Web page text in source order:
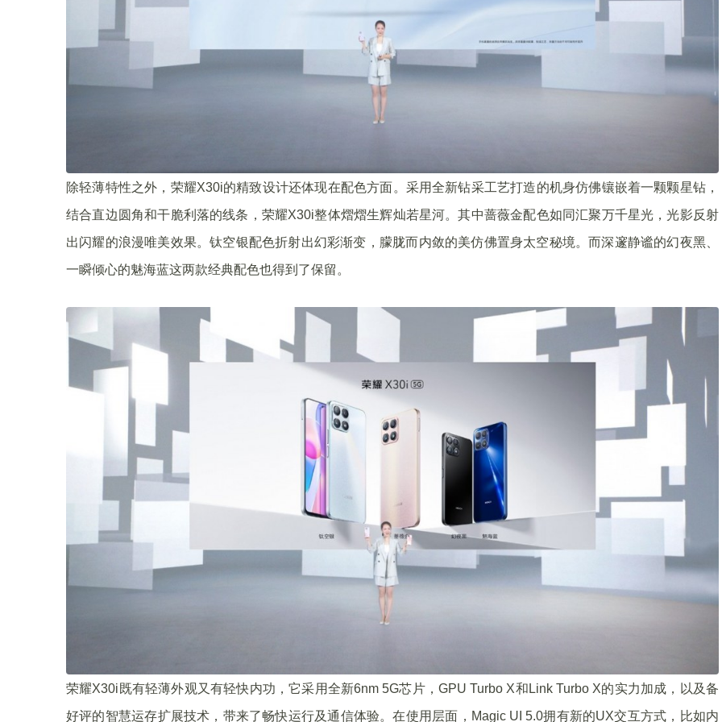
除轻薄特性之外，荣耀X30i的精致设计还体现在配色方面。采用全新钻采工艺打造的机身仿佛镶嵌着一颗颗星钻，
结合直边圆角和干脆利落的线条，荣耀X30i整体熠熠生辉灿若星河。其中蔷薇金配色如同汇聚万千星光，光影反射
出闪耀的浪漫唯美效果。钛空银配色折射出幻彩渐变，朦胧而内敛的美仿佛置身太空秘境。而深邃静谧的幻夜黑、
一瞬倾心的魅海蓝这两款经典配色也得到了保留。
荣耀X30i既有轻薄外观又有轻快内功，它采用全新6nm 5G芯片，GPU Turbo X和Link Turbo X的实力加成，以及备
好评的智慧运存扩展技术，带来了畅快运行及通信体验。在使用层面，Magic UI 5.0拥有新的UX交互方式，比如内